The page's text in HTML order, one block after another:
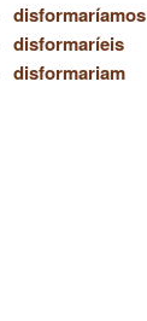
disformaríamos
disformaríeis
disformariam